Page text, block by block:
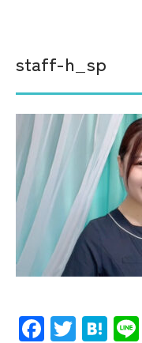
staff-h_sp